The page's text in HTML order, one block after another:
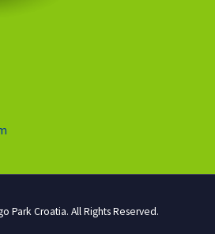
Park Croatia. All Rights Reserved.